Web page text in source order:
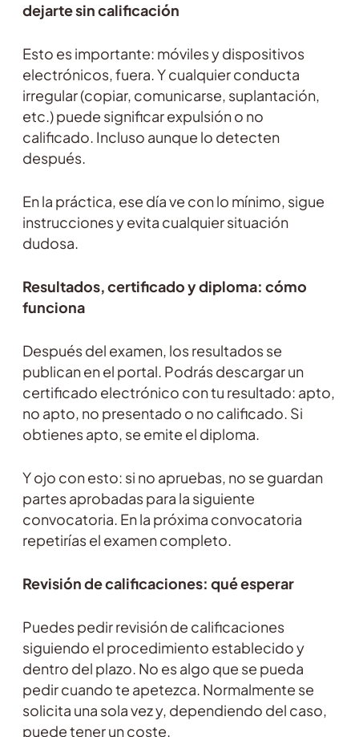
dejarte sin calificación
Esto es importante: móviles y dispositivos
electrónicos, fuera. Y cualquier conducta
irregular (copiar, comunicarse, suplantación,
etc.) puede significar expulsión o no
calificado. Incluso aunque lo detecten
después.
En la práctica, ese día ve con lo mínimo, sigue
instrucciones y evita cualquier situación
dudosa.
Resultados, certificado y diploma: cómo
funciona
Después del examen, los resultados se
publican en el portal. Podrás descargar un
certificado electrónico con tu resultado: apto,
no apto, no presentado o no calificado. Si
obtienes apto, se emite el diploma.
Y ojo con esto: si no apruebas, no se guardan
partes aprobadas para la siguiente
convocatoria. En la próxima convocatoria
repetirías el examen completo.
Revisión de calificaciones: qué esperar
Puedes pedir revisión de calificaciones
siguiendo el procedimiento establecido y
dentro del plazo. No es algo que se pueda
pedir cuando te apetezca. Normalmente se
solicita una sola vez y, dependiendo del caso,
puede tener un coste.